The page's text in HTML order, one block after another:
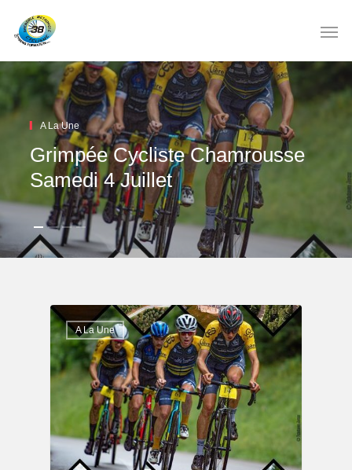
A La Une
Grimpée Cycliste Chamrousse
Samedi 4 Juillet
A La Une